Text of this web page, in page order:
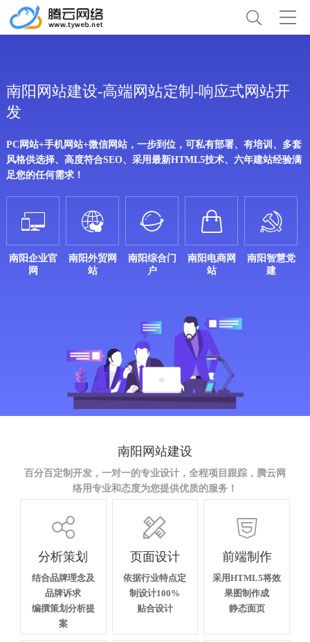
南阳网站建设-高端网站定制-响应式网站开
发
PC网站+手机网站+微信网站，一步到位，可私有部署、有培训、多套
风格供选择、高度符合SEO、采用最新HTML5技术、六年建站经验满
足您的任何需求！

南阳企业官
网

南阳外贸网
站

南阳综合门
户

南阳电商网
站

南阳智慧党
建
南阳网站建设
百分百定制开发，一对一的专业设计，全程项目跟踪，腾云网
络用专业和态度为您提供优质的服务！

分析策划
结合品牌理念及
品牌诉求
编撰策划分析提
案

页面设计
依据行业特点定
制设计100%
贴合设计

前端制作
采用HTML5将效
果图制作成
静态面页